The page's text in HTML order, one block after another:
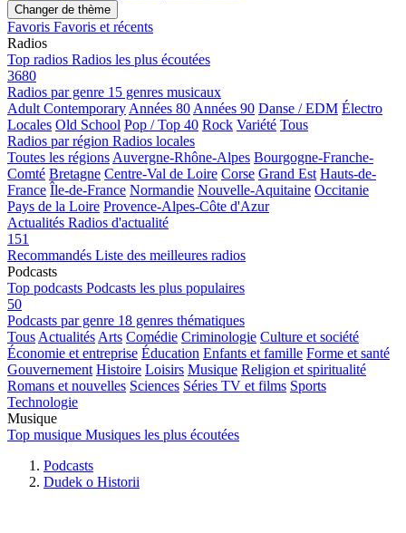
Changer de thème
Favoris Favoris et récents
Radios
Top radios Radios les plus écoutées
3680
Radios par genre 15 genres musicaux
Adult Contemporary Années 80 Années 90 Danse / EDM Électro
Locales Old School Pop / Top 40 Rock Variété Tous
Radios par région Radios locales
Toutes les régions Auvergne-Rhône-Alpes Bourgogne-Franche-
Comté Bretagne Centre-Val de Loire Corse Grand Est Hauts-de-
France Île-de-France Normandie Nouvelle-Aquitaine Occitanie
Pays de la Loire Provence-Alpes-Côte d'Azur
Actualités Radios d'actualité
151
Recommandés Liste des meilleures radios
Podcasts
Top podcasts Podcasts les plus populaires
50
Podcasts par genre 18 genres thématiques
Tous Actualités Arts Comédie Criminologie Culture et société
Économie et entreprise Éducation Enfants et famille Forme et santé
Gouvernement Histoire Loisirs Musique Religion et spiritualité
Romans et nouvelles Sciences Séries TV et films Sports
Technologie
Musique
Top musique Musiques les plus écoutées
Podcasts
Dudek o Historii